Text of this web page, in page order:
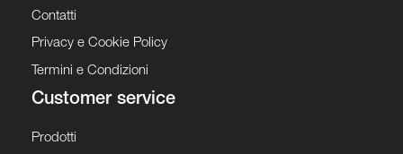
Contatti
Privacy e Cookie Policy
Termini e Condizioni
Customer service
Prodotti